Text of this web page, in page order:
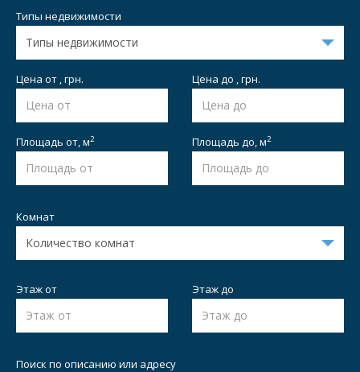
Типы недвижимости
Цена от , грн. Цена до , грн.
Площадь от, м2 Площадь до, м2
Комнат
Этаж от Этаж до
Поиск по описанию или адресу